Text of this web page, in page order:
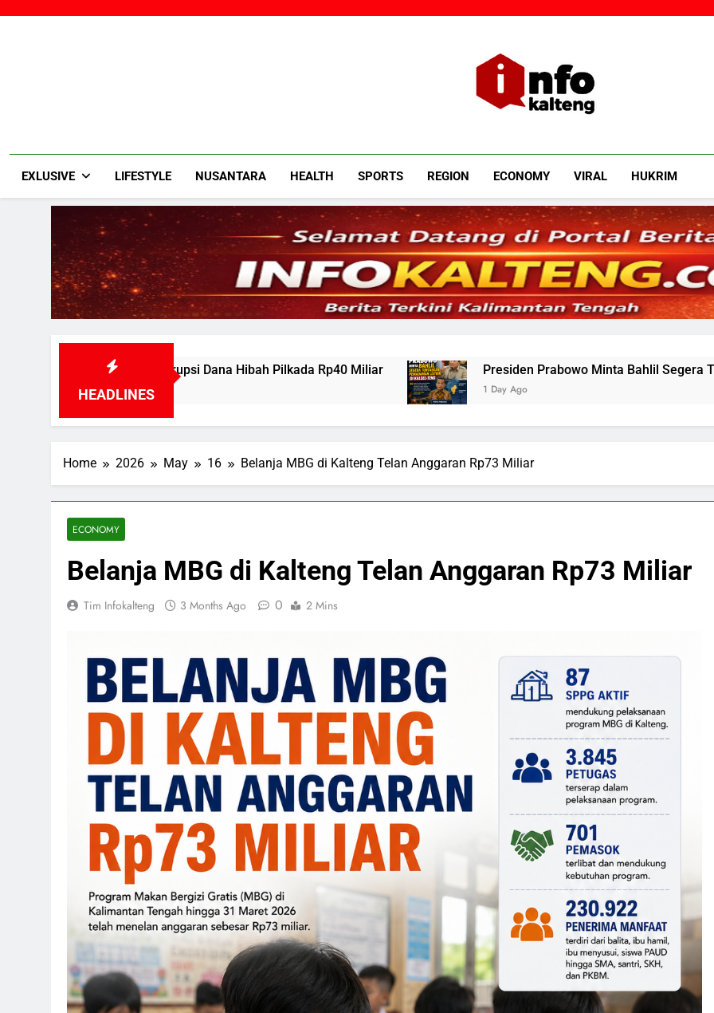
Infokalteng
EXLUSIVE LIFESTYLE NUSANTARA HEALTH SPORTS REGION ECONOMY VIRAL HUKRIM
HEADLINES
Dana Hibah Pilkada Rp40 Miliar Presiden Prabowo Minta Bahlil Segera Tuntaskan Pemadaman Listrik
Home 2026 May 16 Belanja MBG di Kalteng Telan Anggaran Rp73 Miliar
ECONOMY
Belanja MBG di Kalteng Telan Anggaran Rp73 Miliar
Tim Infokalteng 3 Months Ago 0 2 Mins